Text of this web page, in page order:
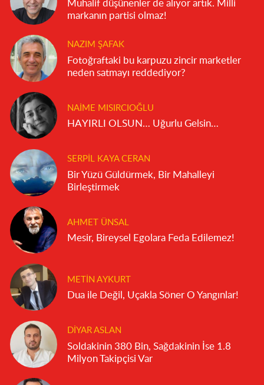
Muhalif düşünenler de alıyor artık. Milli
markanın partisi olmaz!
NAZIM ŞAFAK
Fotoğraftaki bu karpuzu zincir marketler
neden satmayı reddediyor?
NAIME MISIRCIOĞLU
HAYIRLI OLSUN… Uğurlu Gelsin…
SERPIL KAYA CERAN
Bir Yüzü Güldürmek, Bir Mahalleyi
Birleştirmek
AHMET ÜNSAL
Mesir, Bireysel Egolara Feda Edilemez!
METIN AYKURT
Dua ile Değil, Uçakla Söner O Yangınlar!
DIYAR ASLAN
Soldakinin 380 Bin, Sağdakinin İse 1.8
Milyon Takipçisi Var